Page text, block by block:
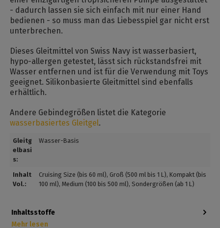
- dadurch lassen sie sich einfach mit nur einer Hand
bedienen - so muss man das Liebesspiel gar nicht erst
unterbrechen.
Dieses Gleitmittel von Swiss Navy ist wasserbasiert,
hypo-allergen getestet, lässt sich rückstandsfrei mit
Wasser entfernen und ist für die Verwendung mit Toys
geeignet. Silikonbasierte Gleitmittel sind ebenfalls
erhältlich.
Andere Gebindegrößen listet die Kategorie
wasserbasiertes Gleitgel.
Gleitg
elbasi
s:
Wasser-Basis
Inhalt
Vol.:
Cruising Size (bis 60 ml), Groß (500 ml bis 1 L), Kompakt (bis
100 ml), Medium (100 bis 500 ml), Sondergrößen (ab 1 L)
Inhaltsstoffe
Mehr lesen